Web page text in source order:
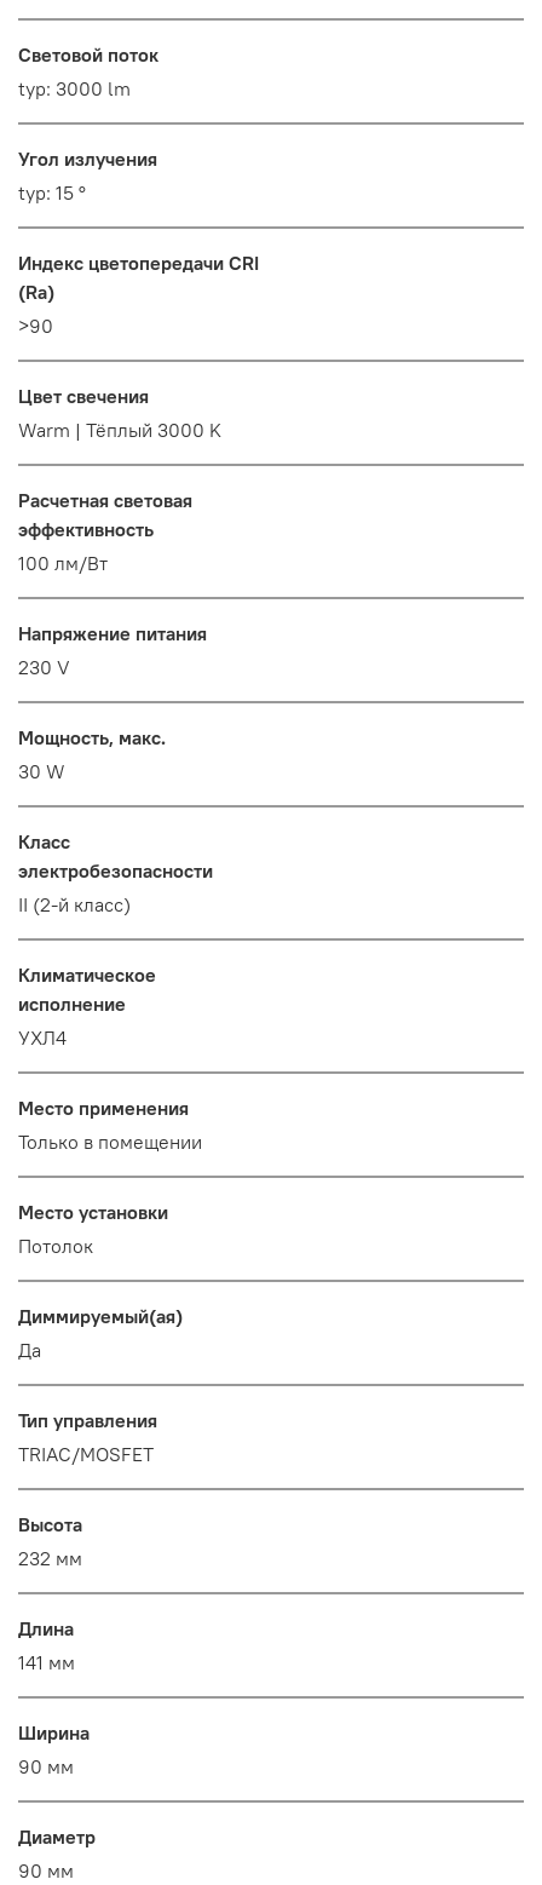
Световой поток
typ: 3000 lm
Угол излучения
typ: 15 °
Индекс цветопередачи CRI
(Ra)
>90
Цвет свечения
Warm | Тёплый 3000 K
Расчетная световая
эффективность
100 лм/Вт
Напряжение питания
230 V
Мощность, макс.
30 W
Класс
электробезопасности
II (2-й класс)
Климатическое
исполнение
УХЛ4
Место применения
Только в помещении
Место установки
Потолок
Диммируемый(ая)
Да
Тип управления
TRIAC/MOSFET
Высота
232 мм
Длина
141 мм
Ширина
90 мм
Диаметр
90 мм